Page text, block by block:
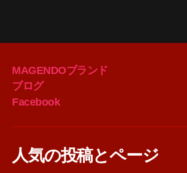
MAGENDOブランド
ブログ
Facebook
人気の投稿とページ